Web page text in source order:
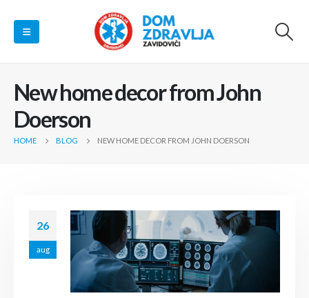
New home decor from John
Doerson
HOME BLOG NEW HOME DECOR FROM JOHN DOERSON
26
aug